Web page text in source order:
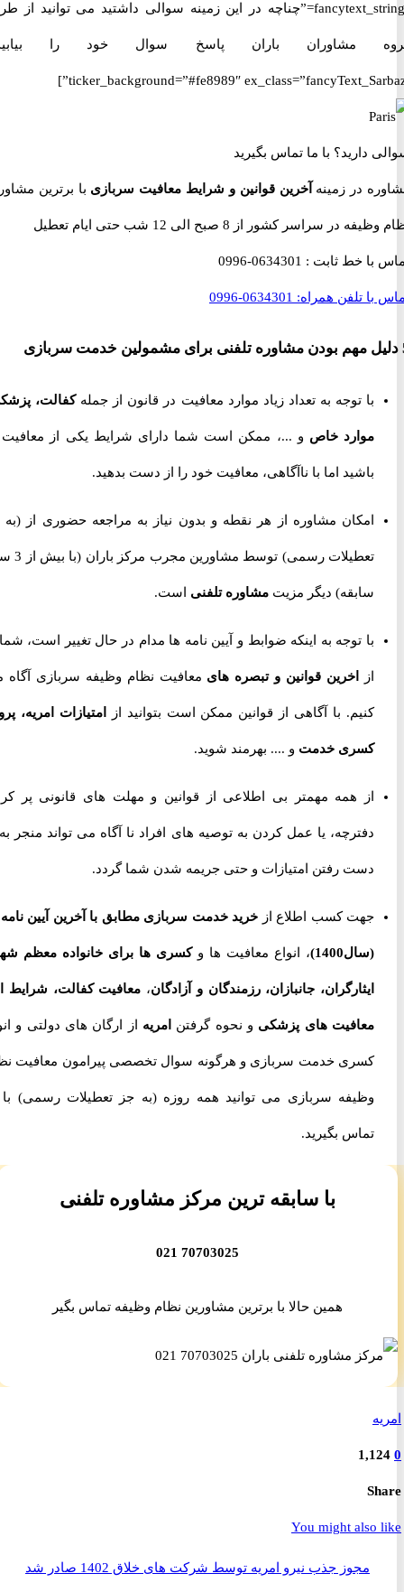
fancytext_strings=”چناچه در این زمینه سوالی داشتید می توانید از طریق
مشاوران باران پاسخ سوال خود را بیابید.”
ticker_background=”#fe8989″
دارید؟ با ما تماس بگیرید
در زمینهآخرین قوانین و شرایط معافیت سربازیبا برترین مشاوران
در سراسر کشور از 8 صبح الی 12 شب حتی ایام تعطیل
با خط ثابت :0634301-0996
تلفن همراه:0634301-0996
با توجه به تعداد زیاد موارد معافیت در قانون از جملهکفالت، پزشکی،
موارد خاصو ...، ممکن است شما دارای شرایط یکی از معافیت ها
باشید اما با ناآگاهی، معافیت خود را از دست بدهید.
امکان مشاوره از هر نقطه و بدون نیاز به مراجعه حضوری از (به جز
تعطیلات رسمی) توسط مشاورین مجرب مرکز باران (با بیش از 3 سال
سابقه) دیگر مزیت مشاوره تلفنیاست.
با توجه به اینکه ضوابط و آیین نامه ها مدام در حال تغییر است، شما را
اخرین قوانین و تبصره هایمعافیت نظام وظیفه سربازی آگاه می
کنیم. با آگاهی از قوانین ممکن است بتوانید ازامتیازات امریه، پروژه
کسری خدمتو .... بهرمند شوید.
از همه مهمتر بی اطلاعی از قوانین و مهلت های قانونی پر کردن
دفترچه، یا عمل کردن به توصیه های افراد نا آگاه می تواند منجر به از
دست رفتن امتیازات و حتی جریمه شدن شما گردد.
جهت کسب اطلاع ازخرید خدمت سربازی مطابق با آخرین آیین نامه ها
(سال1400) ، انواع معافیت ها و کسری ها برای خانواده معظم شهدا،
ایثارگران، جانبازان، رزمندگان و آزادگان،معافیت کفالت، شرایط اخذ
معافیت های پزشکیو نحوه گرفتن امریهاز ارگان های دولتی و انواع
کسری خدمت سربازی و هرگونه سوال تخصصی پیرامون معافیت نظام
وظیفه سربازی می توانید همه روزه (به جز تعطیلات رسمی) با ما
تماس بگیرید.
با سابقه ترین مرکز مشاوره تلفنی
70703025 021
همین حالا با برترین مشاورین نظام وظیفه تماس بگیر
You might
مجوز جذب نیرو امریه توسط شرکت های خلاق 1402 صادر شد